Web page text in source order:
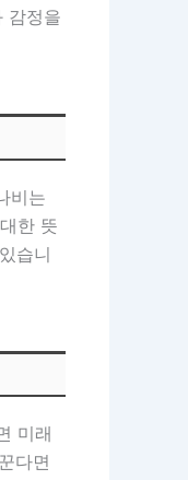
감정을
비는
한 뜻
습니
미래
다면